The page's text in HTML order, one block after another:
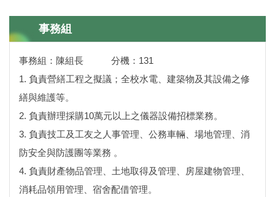
事務組
事務組：陳組長 分機：131
1. 負責營繕工程之擬議；全校水電、建築物及其設備之修
繕與維護等。
2. 負責辦理採購10萬元以上之儀器設備招標業務。
3. 負責技工及工友之人事管理、公務車輛、場地管理、消
防安全與防護團等業務 。
4. 負責財產物品管理、土地取得及管理、房屋建物管理、
消耗品領用管理、宿舍配借管理。